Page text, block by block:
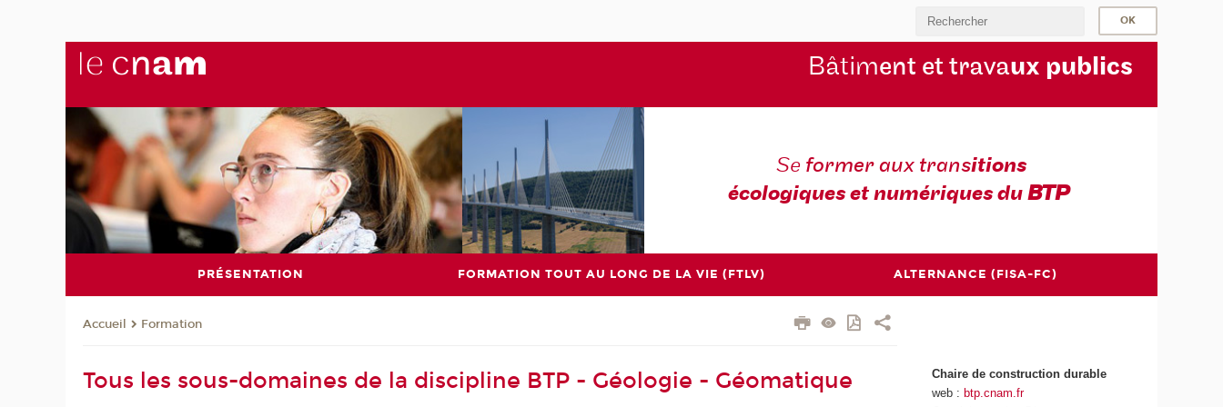
Bâtiment et travaux publics
Se former aux transitions
écologiques et numériques duBTP
PRÉSENTATION FORMATION TOUT AU LONG DE LA VIE (FTLV) ALTERNANCE (FISA-FC)
Accueil Formation
Tous les sous-domaines de la discipline BTP - Géologie - Géomatique
Chaire de construction durable
web :btp.cnam.fr